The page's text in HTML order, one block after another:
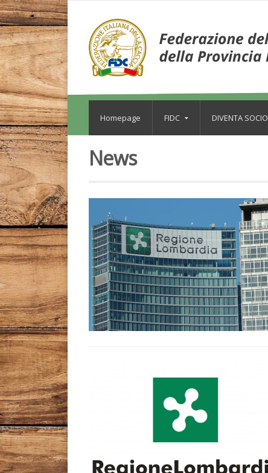
Homepage FIDC DIVENTA SOCIO
News
Leggi tutto l'articolo
Leggi tutto l'articolo